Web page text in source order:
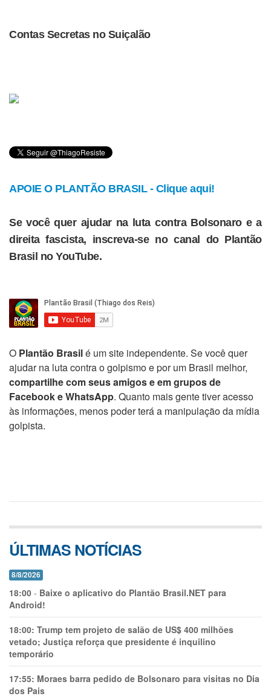
Contas Secretas no Suiçalão
APOIE O PLANTÃO BRASIL - Clique aqui!
Se você quer ajudar na luta contra Bolsonaro e a
direita fascista, inscreva-se no canal do Plantão
Brasil no YouTube.
O Plantão Brasilé um site independente. Se você quer
ajudar na luta contra o golpismo e por um Brasil melhor,
compartilhe com seus amigos e em grupos de
Facebook e WhatsApp. Quanto mais gente tiver acesso
às informações, menos poder terá a manipulação da mídia
golpista.
ÚLTIMAS NOTÍCIAS
8/8/2026
18:00 - Baixe o aplicativo do Plantão Brasil.NET para
Android!
18:00: Trump tem projeto de salão de US$ 400 milhões
vetado; Justiça reforça que presidente é inquilino
temporário
17:55: Moraes barra pedido de Bolsonaro para visitas no Dia
dos Pais